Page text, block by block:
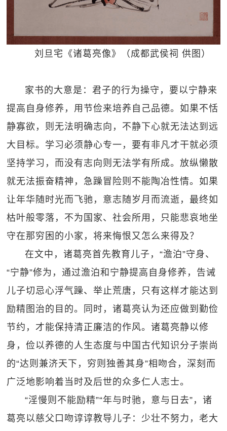
刘旦宅《诸葛亮像》（成都武侯祠 供图）
家书的大意是：君子的行为操守，要以宁静来
提高自身修养，用节俭来培养自己品德。如果不恬
静寡欲，则无法明确志向，不静下心就无法达到远
大目标。学习必须静心专一，要有非凡才干就必须
坚持学习，而没有志向则无法学有所成。放纵懒散
就无法振奋精神，急躁冒险则不能陶冶性情。如果
让年华随时光而飞驰，意志随岁月而流逝，最终如
枯叶般零落，不为国家、社会所用，只能悲哀地坐
守在那穷困的小家，将来悔恨又怎么来得及？
在文中，诸葛亮首先教育儿子，“澹泊”守身、
“宁静”修为，通过澹泊和宁静提高自身修养，告诫
儿子切忌心浮气躁、举止荒唐，只有这样才能达到
励精图治的目的。同时，诸葛亮认为还应做到勤俭
节约，才能保持清正廉洁的作风。诸葛亮静以修
身，俭以养德的人生态度与中国古代知识分子崇尚
的“达则兼济天下，穷则独善其身”相吻合，深刻而
广泛地影响着当时及后世的众多仁人志士。
“淫慢则不能励精”“年与时驰，意与日去”，诸
葛亮以慈父口吻谆谆教导儿子：少壮不努力，老大